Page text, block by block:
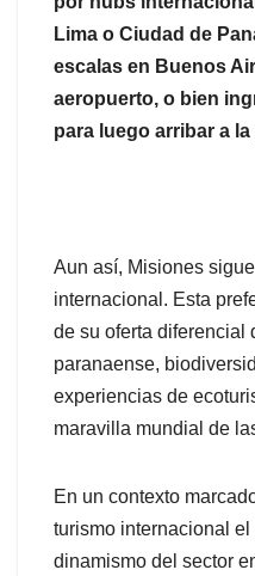
Lima o Ciudad de
escalas en Buenos
aeropuerto, o bien
para luego arribar a
Aun así, Misiones
internacional. Esta
de su oferta diferencial
paranaense,
experiencias de
maravilla mundial de
En un contexto
turismo internacional el
dinamismo del sector